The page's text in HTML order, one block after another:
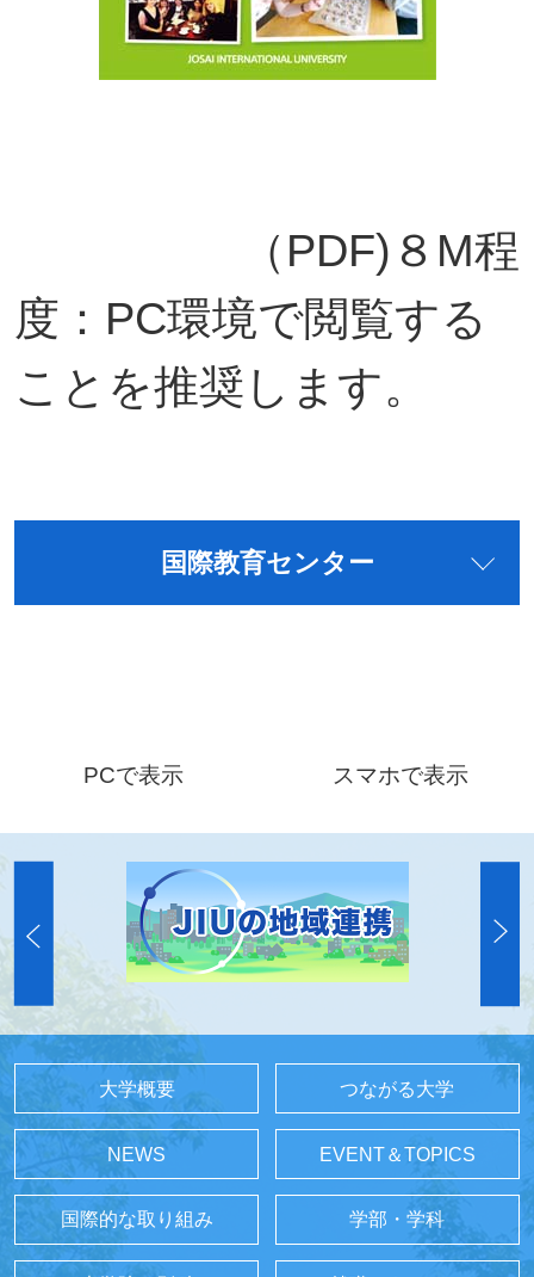
（PDF)８M程
度：PC環境で閲覧する
ことを推奨します。
国際教育センター
PCで表示 スマホで表示
大学概要 つながる大学
NEWS EVENT＆TOPICS
国際的な取り組み 学部・学科